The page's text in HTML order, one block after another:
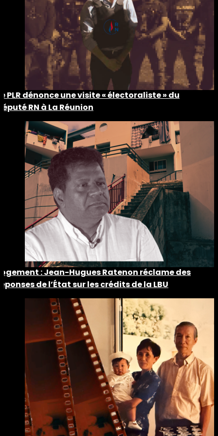
PLR dénonce une visite « électoraliste » du
RN à La Réunion
: Jean-Hugues Ratenon réclame des
de l’État sur les crédits de la LBU